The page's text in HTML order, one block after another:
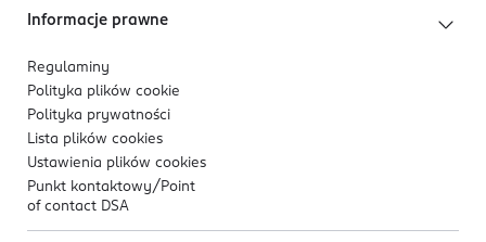
Informacje prawne
Regulaminy
Polityka plików cookie
Polityka prywatności
Lista plików cookies
Ustawienia plików cookies
Punkt kontaktowy/ Point
of contact DSA